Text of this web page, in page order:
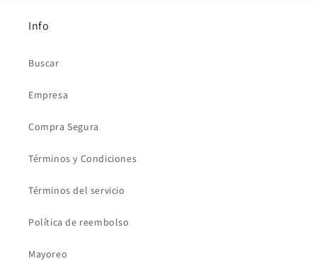
Info
Buscar
Empresa
Compra Segura
Términos y Condiciones
Términos del servicio
Política de reembolso
Mayoreo